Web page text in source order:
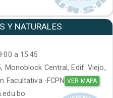
Y NATURALES
a 15:45
Monoblock Central, Edif. Viejo,
Facultativa -FCPN VER MAPA